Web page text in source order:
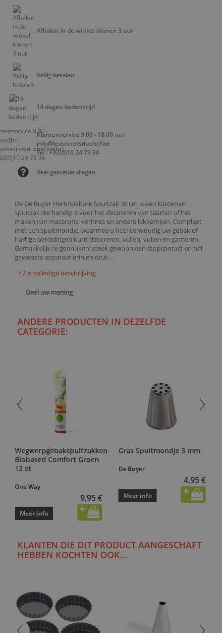
De De Buyer Herbruikbare Spuitzak 30 cm is een katoenen
spuitzak die handig is voor het decoreren van taarten of het
maken van macarons, verrines en andere lekkernijen. Compleet
met een spuitmondje, waarmee u heel eenvoudig uw gebak of
hartige bereidingen kunt decoreren, vullen, vullen en garneren.
Gemakkelijk te gebruiken: steek gewoon een stopcontact en het
gewenste apparaat erin en druk...
> Zie volledige beschrijving
Deel uw mening
Afhalen in de winkel binnen 3 uur
Veilig betalen
14 dagen bedenktijd
Klantenservice 9.00 - 18.00 uur
info@lessecretsduchef.be
Tel : +32(0)10 24 79 34
Veel gestelde vragen
ANDERE PRODUCTEN IN DEZELFDE
CATEGORIE:
Wegwerpgebakspuitzakken
Biobased Comfort Groen
12 st
One Way
9,95 €
Meer info
Gras Spuitmondje 3 mm
De Buyer
4,95 €
Meer info
KLANTEN DIE DIT PRODUCT AANGESCHAFT
HEBBEN KOCHTEN OOK...